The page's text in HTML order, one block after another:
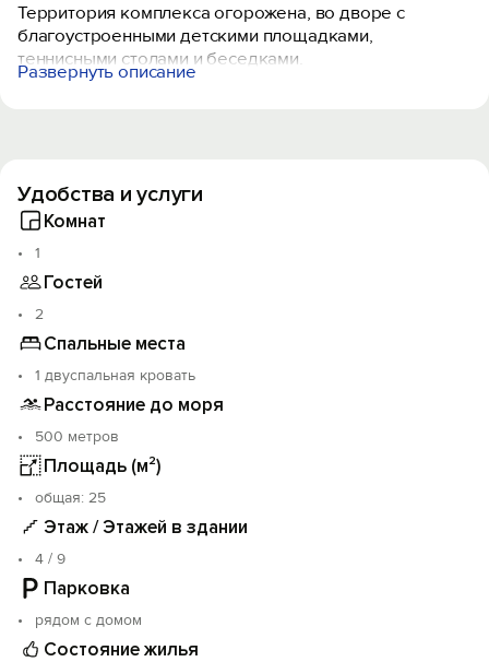
Территория комплекса огорожена, во дворе с
благоустроенными детскими площадками,
теннисными столами и беседками.
Рядом парковка, принадлежащая ЖК.
республика».
Развернуть описание
Удобства и услуги
Комнат
1
Гостей
2
Спальные места
1 двуспальная кровать
Расстояние до моря
500 метров
Площадь (м²)
oбщая: 25
Этаж / Этажей в здании
4 / 9
Парковка
рядом с домом
Состояние жилья